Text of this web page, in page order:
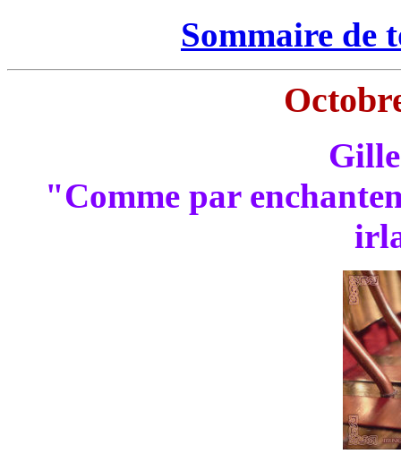
Sommaire de
"Comme par